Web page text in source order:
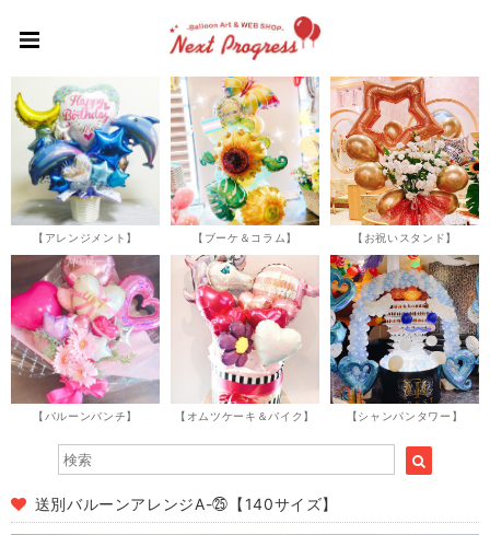
【アレンジメント】 【ブーケ＆コラム】 【お祝いスタンド】
【バルーンバンチ】 【オムツケーキ＆バイク】 【シャンパンタワー】
送別バルーンアレンジA-㉕【140サイズ】